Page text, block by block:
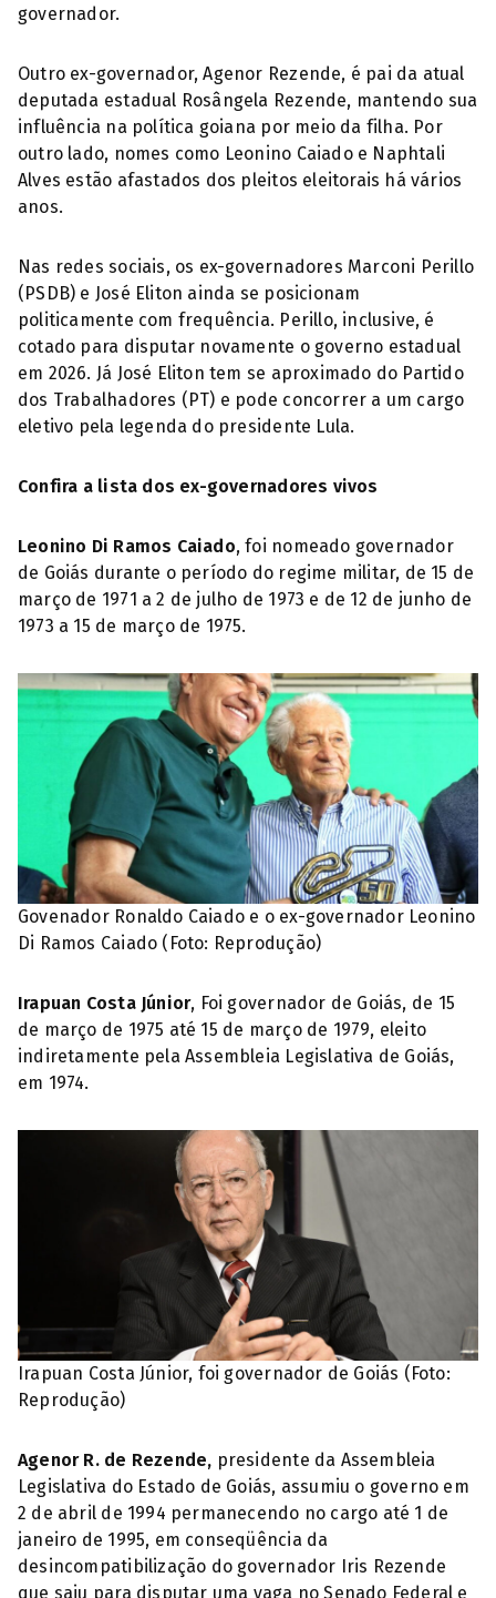
governador.
Outro ex-governador, Agenor Rezende, é pai da atual
deputada estadual Rosângela Rezende, mantendo sua
influência na política goiana por meio da filha. Por
outro lado, nomes como Leonino Caiado e Naphtali
Alves estão afastados dos pleitos eleitorais há vários
anos.
Nas redes sociais, os ex-governadores Marconi Perillo
(PSDB) e José Eliton ainda se posicionam
politicamente com frequência. Perillo, inclusive, é
cotado para disputar novamente o governo estadual
em 2026. Já José Eliton tem se aproximado do Partido
dos Trabalhadores (PT) e pode concorrer a um cargo
eletivo pela legenda do presidente Lula.
Confira a lista dos ex-governadores vivos
Leonino Di Ramos Caiado, foi nomeado governador
de Goiás durante o período do regime militar, de 15 de
março de 1971 a 2 de julho de 1973 e de 12 de junho de
1973 a 15 de março de 1975.
Govenador Ronaldo Caiado e o ex-governador Leonino
Di Ramos Caiado (Foto: Reprodução)
Irapuan Costa Júnior, Foi governador de Goiás, de 15
de março de 1975 até 15 de março de 1979, eleito
indiretamente pela Assembleia Legislativa de Goiás,
em 1974.
Irapuan Costa Júnior, foi governador de Goiás (Foto:
Reprodução)
Agenor R. de Rezende, presidente da Assembleia
Legislativa do Estado de Goiás, assumiu o governo em
2 de abril de 1994 permanecendo no cargo até 1 de
janeiro de 1995, em conseqüência da
desincompatibilização do governador Iris Rezende
que saiu para disputar uma vaga no Senado Federal e